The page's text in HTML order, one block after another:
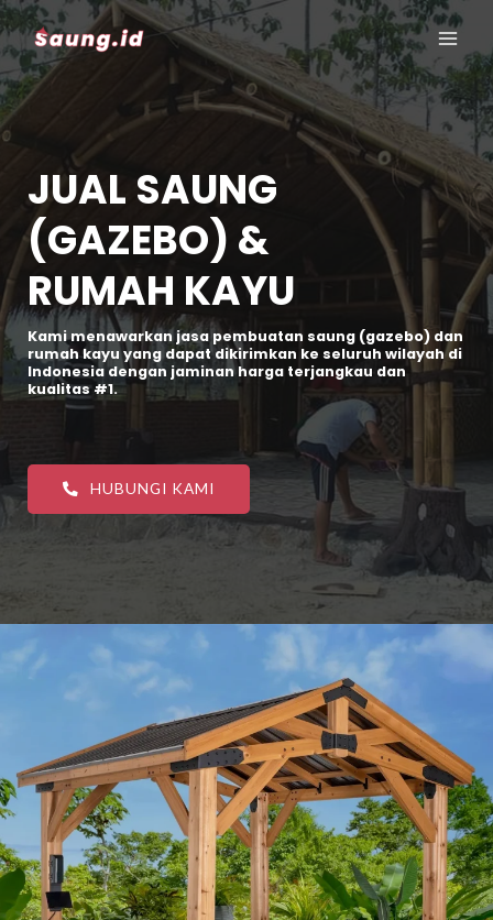
JUAL SAUNG
(GAZEBO) &
RUMAH KAYU
Kami menawarkan jasa pembuatan saung (gazebo) dan
rumah kayu yang dapat dikirimkan ke seluruh wilayah di
Indonesia dengan jaminan harga terjangkau dan
kualitas #1.
HUBUNGI KAMI